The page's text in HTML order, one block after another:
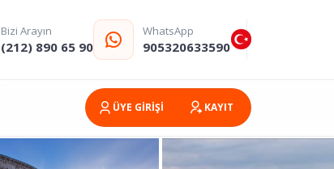
Bizi Arayın
(212) 890 65 90
WhatsApp
905320633590
ÜYE GİRİŞİ KAYIT